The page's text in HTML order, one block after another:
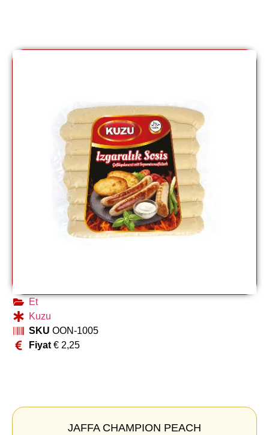
Et
Kuzu
SKU OON-1005
Fiyat €2,25
JAFFA CHAMPION PEACH